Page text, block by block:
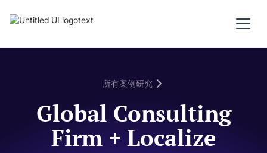
所有案例研究
Global Consulting
Firm + Localize